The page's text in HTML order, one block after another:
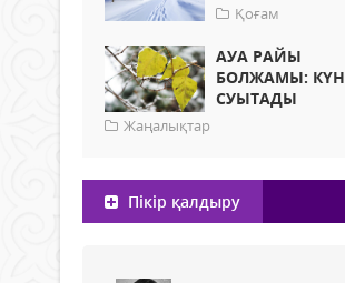
Қоғам
АУА РАЙЫ
БОЛЖАМЫ: КҮН
СУЫТАДЫ
Жаңалықтар
Пікір қалдыру